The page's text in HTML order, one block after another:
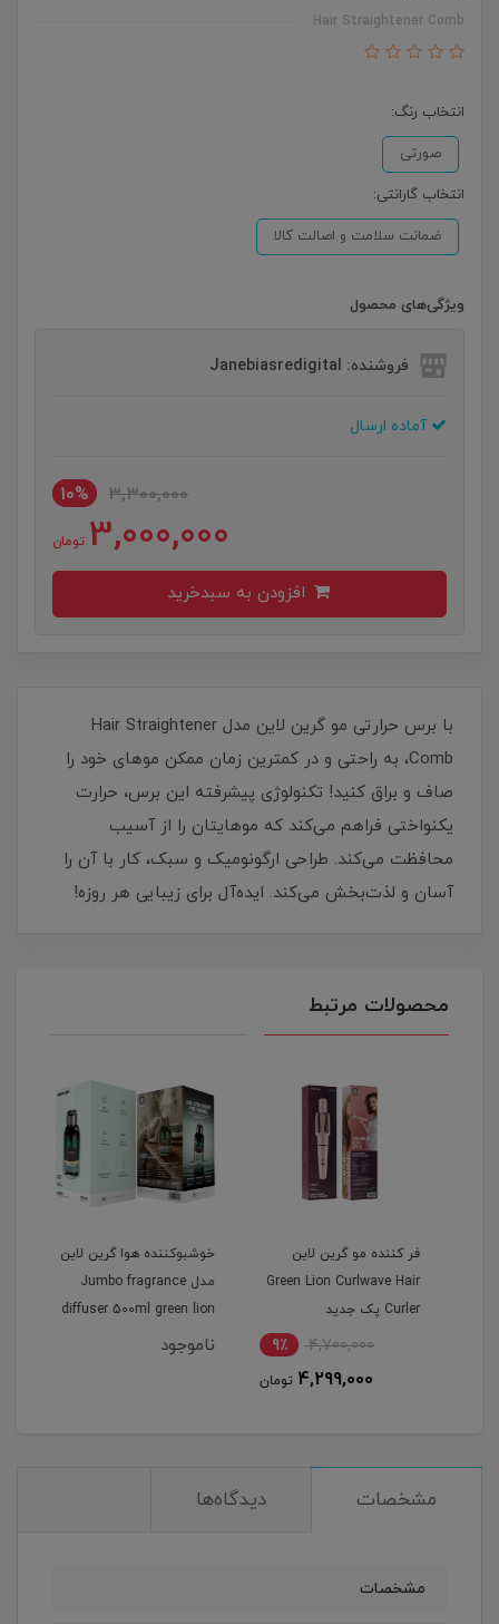
Hair Straightener Comb
انتخاب رنگ:
صورتی
انتخاب گارانتی:
ضمانت سلامت و اصالت کالا
ویژگی‌های محصول
فروشنده: Janebiasredigital
آماده ارسال
3,300,000
10%
3,000,000 تومان
با برس حرارتی مو گرین لاین مدل Hair Straightener
Comb، به راحتی و در کمترین زمان ممکن موهای خود را
صاف و براق کنید! تکنولوژی پیشرفته این برس، حرارت
یکنواختی فراهم می‌کند که موهایتان را از آسیب
محافظت می‌کند. طراحی ارگونومیک و سبک، کار با آن را
آسان و لذت‌بخش می‌کند. ایده‌آل برای زیبایی هر روزه!
محصولات مرتبط
فر کننده مو گرین لاین
Green Lion Curlwave Hair
Curler پک جدید
4,700,000 9٪
4,299,000 تومان
خوشبوکننده هوا گرین لاین
مدل Jumbo fragrance
diffuser 500ml green lion
ناموجود
مشخصات دیدگاه‌ها
مشخصات